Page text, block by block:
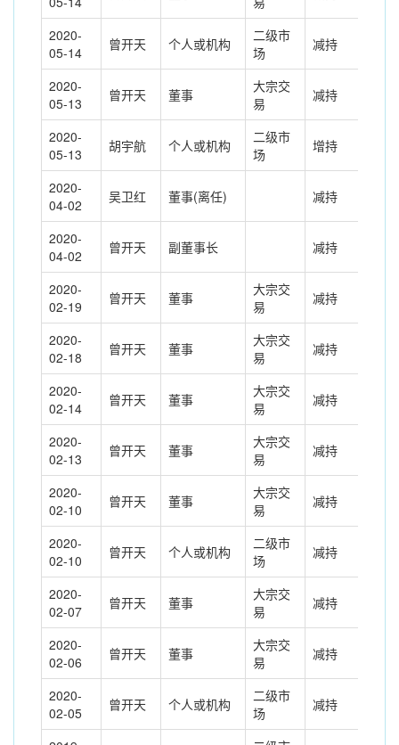
2020-
05-14
曾开天 个人或机构
二级市
场
减持
2020-
05-13
曾开天 董事
大宗交
易
减持
2020-
05-13
胡宇航 个人或机构
二级市
场
增持
2020-
04-02
吴卫红 董事(离任) 减持
2020-
04-02
曾开天 副董事长 减持
2020-
02-19
曾开天 董事
大宗交
易
减持
2020-
02-18
曾开天 董事
大宗交
易
减持
2020-
02-14
曾开天 董事
大宗交
易
减持
2020-
02-13
曾开天 董事
大宗交
易
减持
2020-
02-10
曾开天 董事
大宗交
易
减持
2020-
02-10
曾开天 个人或机构
二级市
场
减持
2020-
02-07
曾开天 董事
大宗交
易
减持
2020-
02-06
曾开天 董事
大宗交
易
减持
2020-
02-05
曾开天 个人或机构
二级市
场
减持